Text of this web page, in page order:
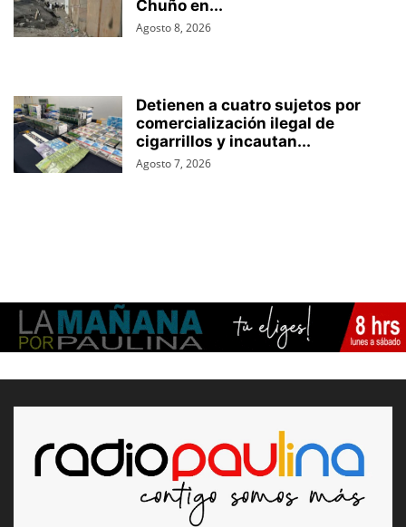
Chuño en...
Agosto 8, 2026
Detienen a cuatro sujetos por
comercialización ilegal de
cigarrillos y incautan...
Agosto 7, 2026